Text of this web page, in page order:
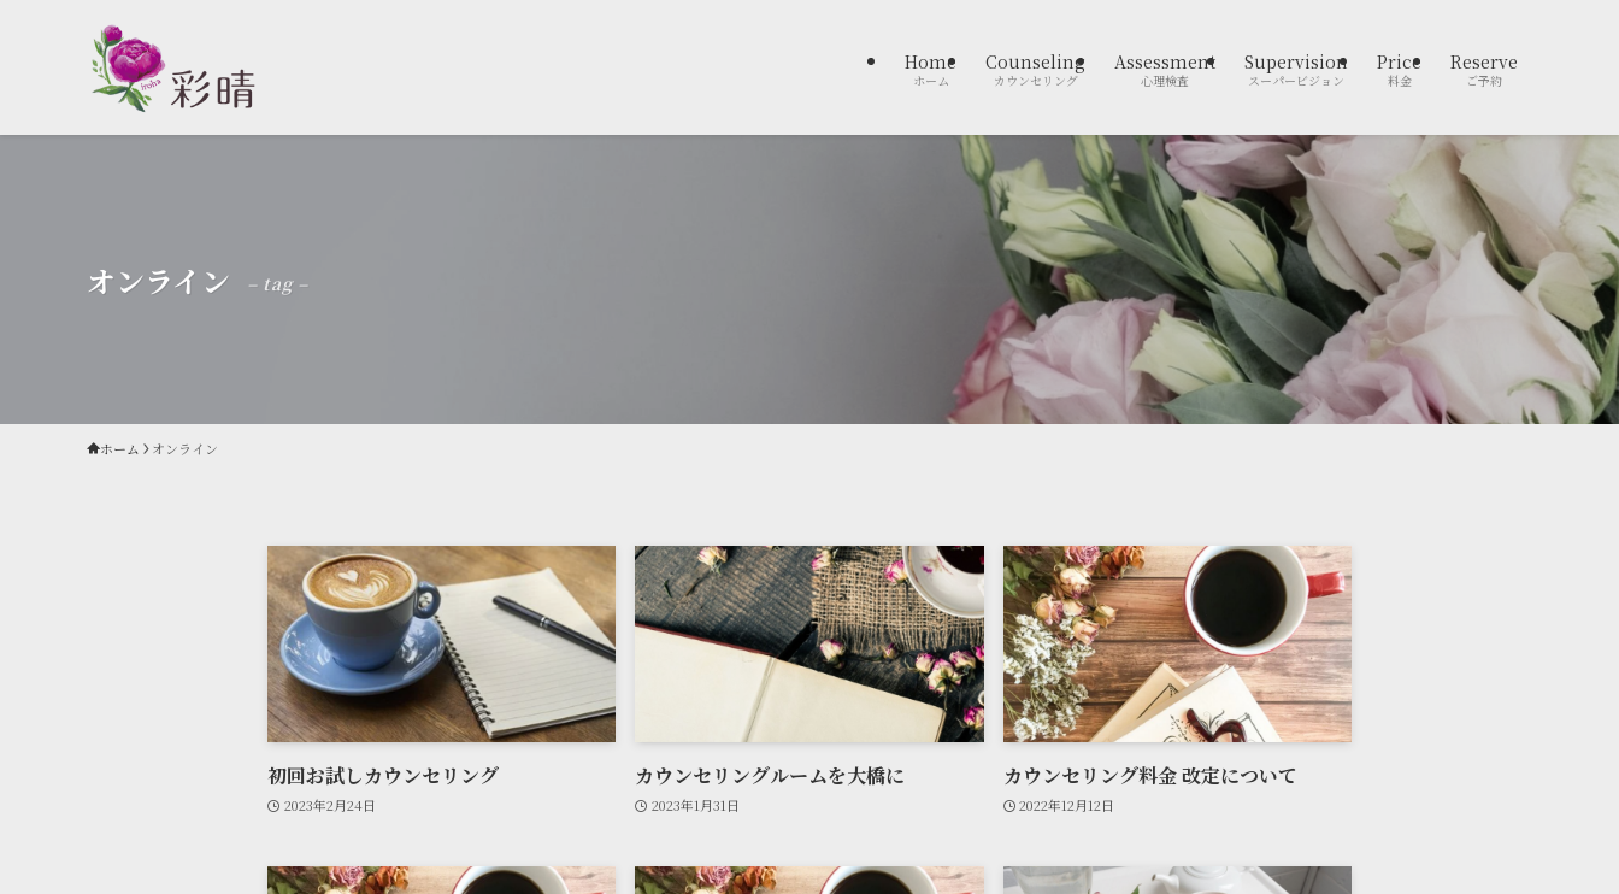
Home
ホーム
Counseling
カウンセリング
Assessment
心理検査
Supervision
スーパービジョン
Price
料金
Reserve
ご予約
オンライン – tag –
ホーム オンライン
初回お試しカウンセリング
2023年2月24日
カウンセリングルームを大橋に
2023年1月31日
カウンセリング料金 改定について
2022年12月12日